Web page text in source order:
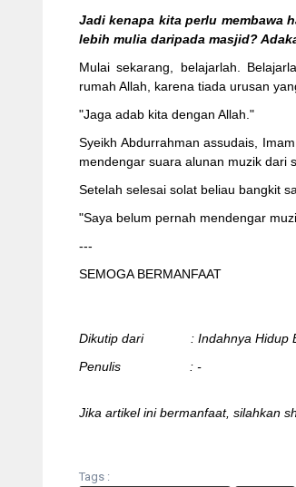
Jadi kenapa kita perlu membawa
lebih mulia daripada masjid?
Mulai sekarang, belajarlah.
rumah Allah, karena tiada urusan
"Jaga adab kita dengan Allah."
Syeikh Abdurrahman assudais,
mendengar suara alunan muzik dari
Setelah selesai solat beliau bangkit
"Saya belum pernah mendengar
---
SEMOGA BERMANFAAT
Dikutip dari : Indahnya Hidup
Penulis : -
Jika artikel ini bermanfaat, silahkan
Tags :